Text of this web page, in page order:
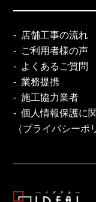
店舗工事の流れ
ご利用者様の声
よくあるご質問
業務提携
施工協力業者
個人情報保護に
（プライバシーポ